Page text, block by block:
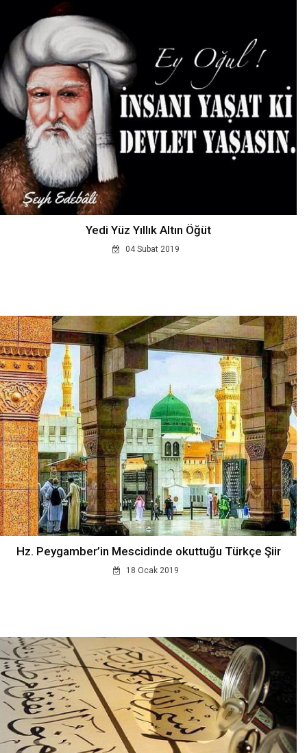
Yedi Yüz Yıllık Altın Öğüt
04 Subat 2019
Hz. Peygamber’in Mescidinde okuttuğu Türkçe Şiir
18 Ocak 2019